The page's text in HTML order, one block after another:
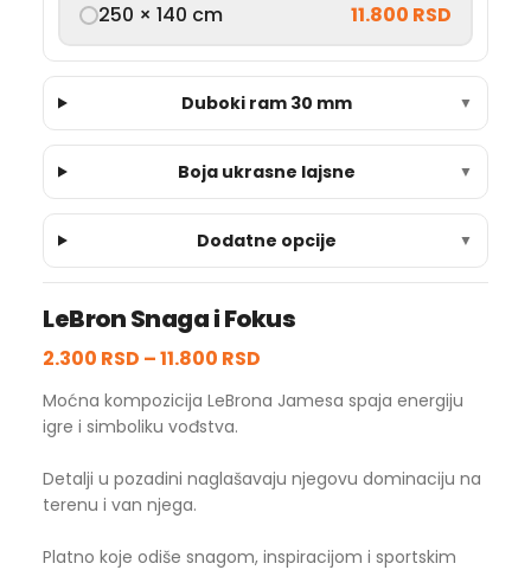
250 × 140 cm 11.800 RSD
Duboki ram 30 mm ▼
Boja ukrasne lajsne ▼
Dodatne opcije ▼
LeBron Snaga i Fokus
2.300 RSD –11.800 RSD
Moćna kompozicija LeBrona Jamesa spaja energiju
igre i simboliku vođstva.
Detalji u pozadini naglašavaju njegovu dominaciju na
terenu i van njega.
Platno koje odiše snagom, inspiracijom i sportskim